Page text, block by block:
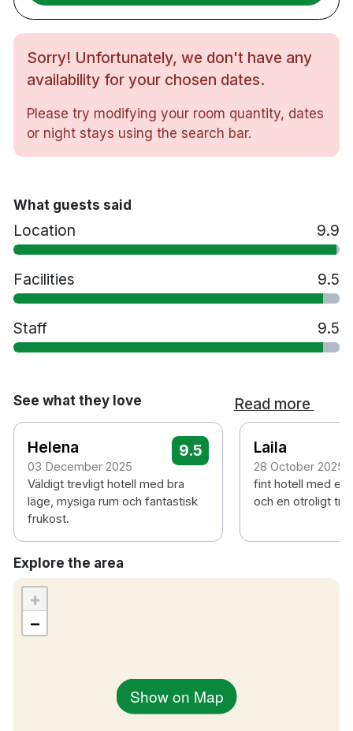
Efter en dag på stan kan du koppla av i bastun eller
träna i hotellets gym. Minibar finns tillgänglig på
begäran.
94 rum
Privat vinkällare och champagnebar
Cirka 10 minuters promenad till Stockholm
Centralstation
Cirka 40 minuters bilresa till Stockholm
Sorry! Unfortunately, we don't have any
availability for your chosen dates.
Please try modifying your room quantity, dates
or night stays using the search bar.
What guests said
Location 9.9
Facilities 9.5
Staff 9.5
See what they love Read more
Helena
03 December 2025
9.5
Väldigt trevligt hotell med bra
läge, mysiga rum och fantastisk
frukost.
Laila
28 October 2025
fint hotell med ett
och en otroligt
Explore the area
Show on Map
+
−